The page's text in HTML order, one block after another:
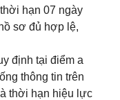
hạn 07 ngày
sơ đủ hợp lệ,
định tại điểm a
thông tin trên
thời hạn hiệu lực